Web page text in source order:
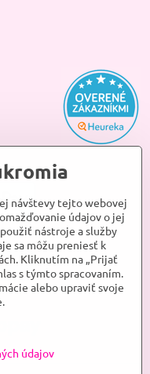
návštevy tejto webovej
údajov o jej
nástroje a služby
sa môžu preniesť k
Kliknutím na „Prijať
s týmto spracovaním.
alebo upraviť svoje
údajov